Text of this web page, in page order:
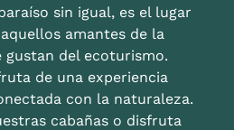
sin igual, es el lugar
amantes de la
gustan del ecoturismo.
de una experiencia
con la naturaleza.
cabañas o disfruta